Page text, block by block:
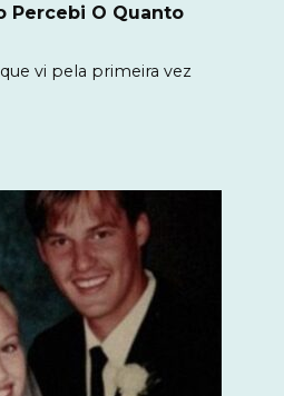
Percebi O Quanto
vi pela primeira vez